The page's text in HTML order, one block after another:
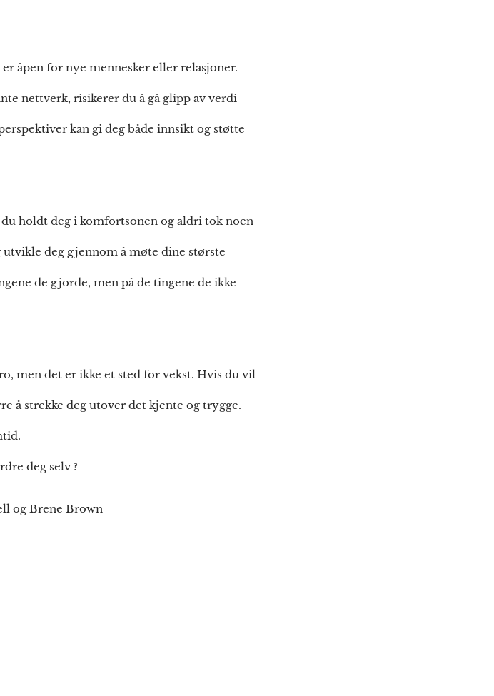
åpen for nye mennesker eller relasjoner.
nettverk, risikerer du å gå glipp av verdi-
kan gi deg både innsikt og støtte
holdt deg i komfortsonen og aldri tok noen
utvikle deg gjennom å møte dine største
de gjorde, men på de tingene de ikke
men det er ikke et sted for vekst. Hvis du vil
å strekke deg utover det kjente og trygge.
deg selv ?
og Brene Brown